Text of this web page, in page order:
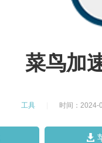
菜鸟加
工具 时间：2024-